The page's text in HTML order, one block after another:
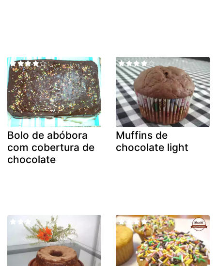
Bolo de abóbora
com cobertura de
chocolate
Muffins de
chocolate light